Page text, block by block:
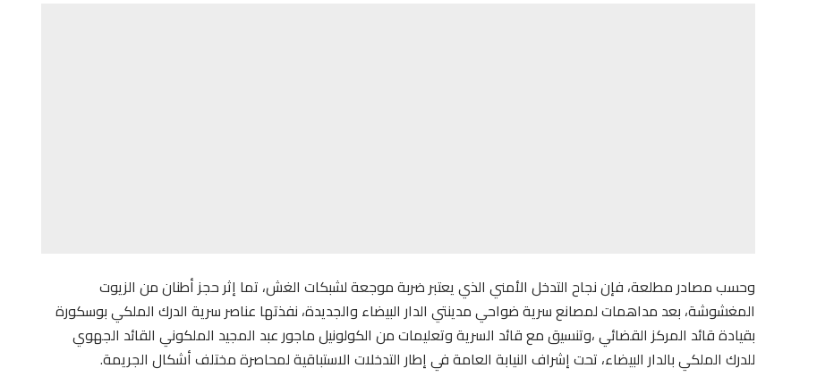
وحسب مصادر مطلعة، فإن نجاح التدخل الأمني الذي يعتبر ضربة موجعة لشبكات الغش، تما إثر حجز أطنان من الزيوت
المغشوشة، بعد مداهمات لمصانع سرية ضواحي مدينتي الدار البيضاء والجديدة، نفذتها عناصر سرية الدرك الملكي بوسكورة
بقيادة قائد المركز القضائي ،وتنسيق مع قائد السرية وتعليمات من الكولونيل ماجور عبد المجيد الملكوني القائد الجهوي
للدرك الملكي بالدار البيضاء، تحت إشراف النيابة العامة في إطار التدخلات الاستباقية لمحاصرة مختلف أشكال الجريمة.